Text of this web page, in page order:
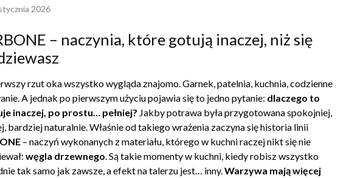
2026
– naczynia, które gotują inaczej, niż się
rzut oka wszystko wygląda znajomo. Garnek, patelnia, kuchnia, codzienne
A jednak po pierwszym użyciu pojawia się to jedno pytanie: dlaczego to
inaczej, po prostu… pełniej? Jakby potrawa była przygotowana spokojniej,
bardziej naturalnie. Właśnie od takiego wrażenia zaczyna się historia linii
– naczyń wykonanych z materiału, którego w kuchni raczej nikt się nie
węgla drzewnego . Są takie momenty w kuchni, kiedy robisz wszystko
tak samo jak zawsze, a efekt na talerzu jest… inny. Warzywa mają więcej